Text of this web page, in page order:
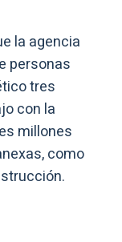
la agencia
personas
tres
con la
millones
como